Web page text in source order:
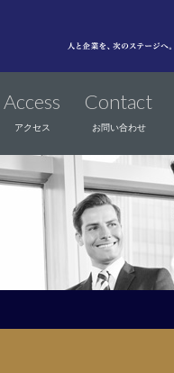
Access
アクセス
Contact
お問い合わせ